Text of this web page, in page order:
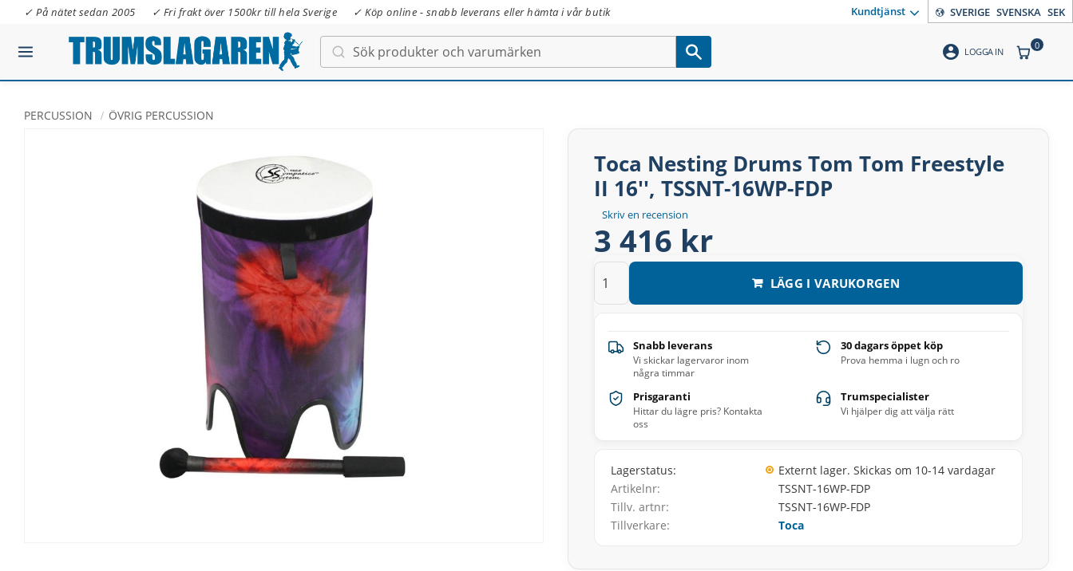
✓ På nätet sedan 2005 ✓ Fri frakt över 1500kr till hela Sverige ✓ Köp online - snabb leverans eller hämta i vår butik Kundtjänst SVERIGE SVENSKA SEK
account_circle LOGGA IN ANTAL
0
PERCUSSION ÖVRIG PERCUSSION
Toca Nesting Drums Tom Tom Freestyle
II 16'', TSSNT-16WP-FDP
Skriv en recension
3 416 kr
LÄGG I VARUKORGEN
Snabb leverans
Vi skickar lagervaror inom
några timmar
30 dagars öppet köp
Prova hemma i lugn och ro
Prisgaranti
Hittar du lägre pris? Kontakta
oss
Trumspecialister
Vi hjälper dig att välja rätt
Lagerstatus
Externt lager. Skickas om 10-14 vardagar
Artikelnr
TSSNT-16WP-FDP
Tillv. artnr
TSSNT-16WP-FDP
Tillverkare
Toca